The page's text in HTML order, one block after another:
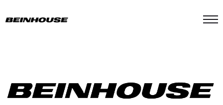
Архитектурное бюро предоставляет